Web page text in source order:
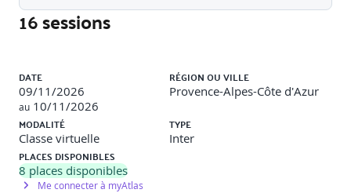
- Acronyme CAMS (Culture, Automation, Measurement,
Sharing)
Chaîne des pouvoirs et responsabilités pour les
développeurs et les administrateurs dans une démarche
DevOps
- Les bénéfices pour les administrateurs
- Les bénéfices pour les développeurs
16 sessions
DATE
09/11/2026
au 10/11/2026
RÉGION OU VILLE
Provence-Alpes-Côte d'Azur
MODALITÉ
Classe virtuelle
TYPE
Inter
PLACES DISPONIBLES
8 places disponibles
Me connecter à myAtlas